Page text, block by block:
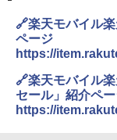
🔗楽天モバイル
ページ
https://
🔗楽天モバイル
セール」紹介ペ
https://